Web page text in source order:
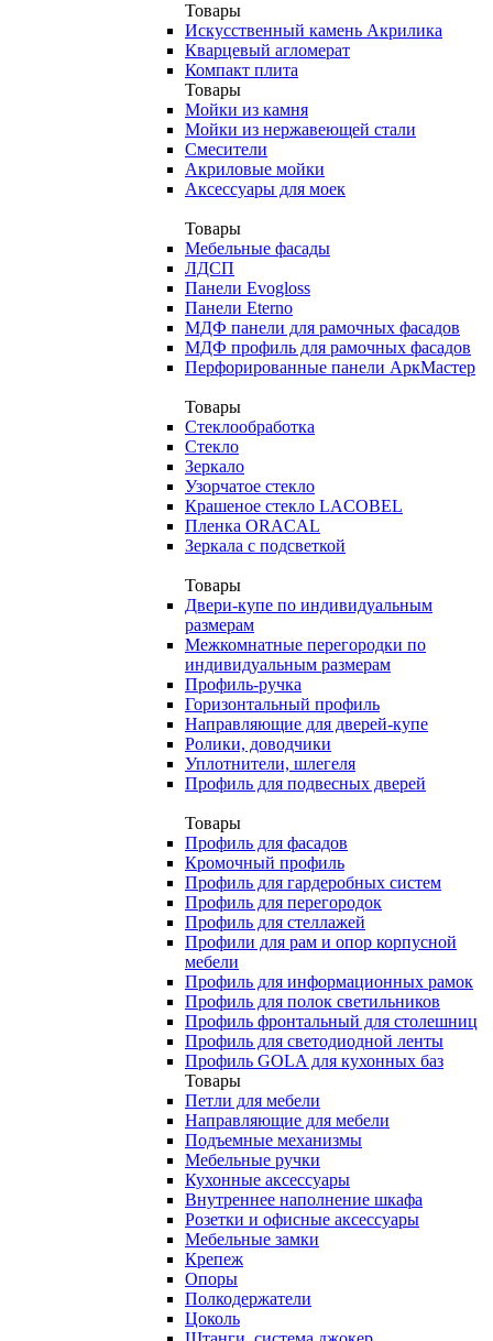
Товары
Искусственный камень Акрилика
Кварцевый агломерат
Компакт плита
Товары
Мойки из камня
Мойки из нержавеющей стали
Смесители
Акриловые мойки
Аксессуары для моек
Товары
Мебельные фасады
ЛДСП
Панели Evogloss
Панели Eterno
МДФ панели для рамочных фасадов
МДФ профиль для рамочных фасадов
Перфорированные панели АркМастер
Товары
Стеклообработка
Стекло
Зеркало
Узорчатое стекло
Крашеное стекло LACOBEL
Пленка ORACAL
Зеркала с подсветкой
Товары
Двери-купе по индивидуальным
размерам
Межкомнатные перегородки по
индивидуальным размерам
Профиль-ручка
Горизонтальный профиль
Направляющие для дверей-купе
Ролики, доводчики
Уплотнители, шлегеля
Профиль для подвесных дверей
Товары
Профиль для фасадов
Кромочный профиль
Профиль для гардеробных систем
Профиль для перегородок
Профиль для стеллажей
Профили для рам и опор корпусной
мебели
Профиль для информационных рамок
Профиль для полок светильников
Профиль фронтальный для столешниц
Профиль для светодиодной ленты
Профиль GOLA для кухонных баз
Товары
Петли для мебели
Направляющие для мебели
Подъемные механизмы
Мебельные ручки
Кухонные аксессуары
Внутреннее наполнение шкафа
Розетки и офисные аксессуары
Мебельные замки
Крепеж
Опоры
Полкодержатели
Цоколь